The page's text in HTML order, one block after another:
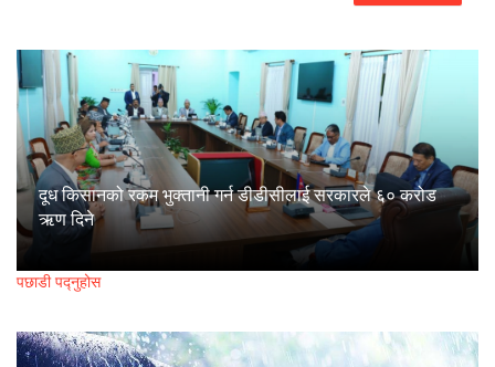
दूध किसानको रकम भुक्तानी गर्न डीडीसीलाई सरकारले ६० करोड
ऋण दिने
पछाडी पद्नुहोस